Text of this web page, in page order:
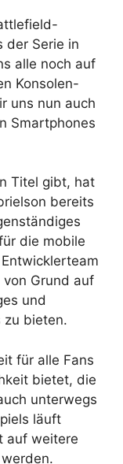
der Serie in
alle noch auf
Konsolen-
uns nun auch
Smartphones
Titel gibt, hat
bereits
die mobile
Grund auf
und
zu bieten.
für alle Fans
bietet, die
unterwegs
läuft
auf weitere